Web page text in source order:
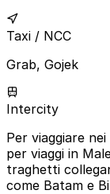
Taxi / NCC
Grab, Gojek
Intercity
Per viaggiare
per viaggi in
traghetti
come Batam e